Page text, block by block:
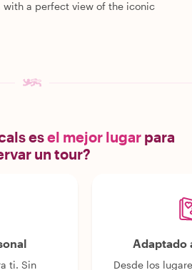
a perfect view of the iconic
esel mejor lugar para
un tour?
ti. Sin
Adaptado
Desde los